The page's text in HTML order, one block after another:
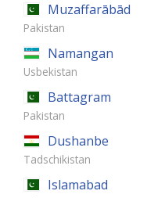
Muzaffarābād
Pakistan
Namangan
Usbekistan
Battagram
Pakistan
Dushanbe
Tadschikistan
Islamabad